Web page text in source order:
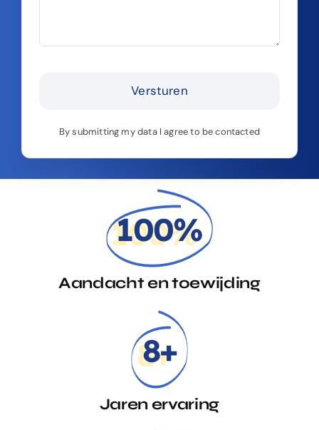
Versturen
By submitting my data I agree to be contacted
100%
Aandacht en toewijding
8+
Jaren ervaring